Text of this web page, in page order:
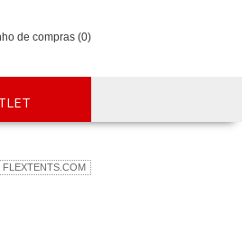
de compras (0)
FLEXTENTS.COM